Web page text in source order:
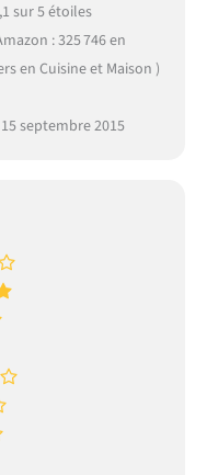
sur 5 étoiles
: 325 746 en
en Cuisine et Maison )
septembre 2015